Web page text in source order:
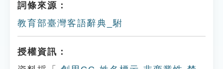
詞條來源：
教育部臺灣客語辭典_駙
授權資訊：